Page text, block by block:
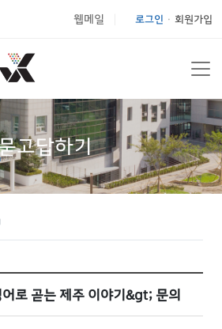
웹메일 로그인 회원가입
고답하기
로 곧는 제주 이야기&gt; 문의